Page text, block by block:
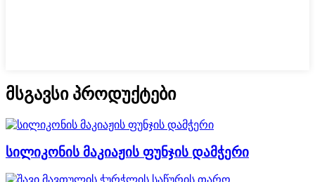
მსგავსი პროდუქტები
სილიკონის მაკიაჟის ფუნჯის დამჭერი